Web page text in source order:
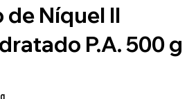
de Níquel II
P.A. 500 g